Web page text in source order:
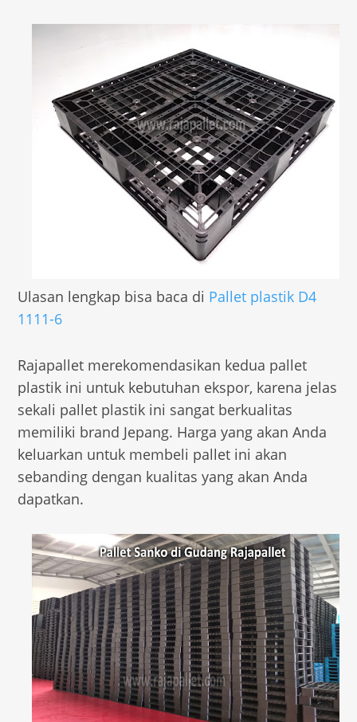
Ulasan lengkap bisa baca di Pallet plastik D4
1111-6
Rajapallet merekomendasikan kedua pallet
plastik ini untuk kebutuhan ekspor, karena jelas
sekali pallet plastik ini sangat berkualitas
memiliki brand Jepang. Harga yang akan Anda
keluarkan untuk membeli pallet ini akan
sebanding dengan kualitas yang akan Anda
dapatkan.